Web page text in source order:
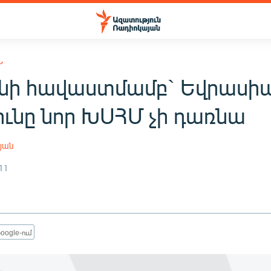
հավաստմամբ`
նոր ԽՍՀՄ չի դառնա
ում